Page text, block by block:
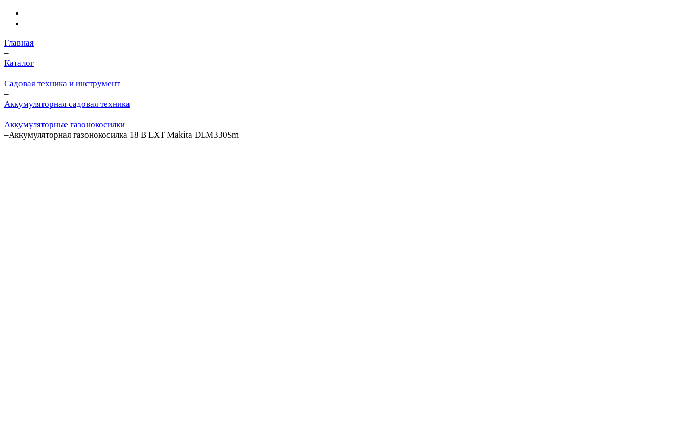
Главная
–
Каталог
–
Cадовая техника и инструмент
–
Аккумуляторная садовая техника
–
Аккумуляторные газонокосилки
–Аккумуляторная газонокосилка 18 В LXT Makita DLM330Sm